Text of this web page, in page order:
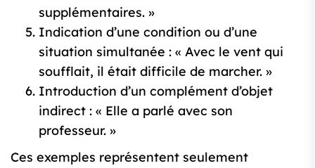
supplémentaires. »
Indication d’une condition ou d’une
situation simultanée : « Avec le vent qui
soufflait, il était difficile de marcher. »
Introduction d’un complément d’objet
indirect : « Elle a parlé avec son
professeur. »
Ces exemples représentent seulement